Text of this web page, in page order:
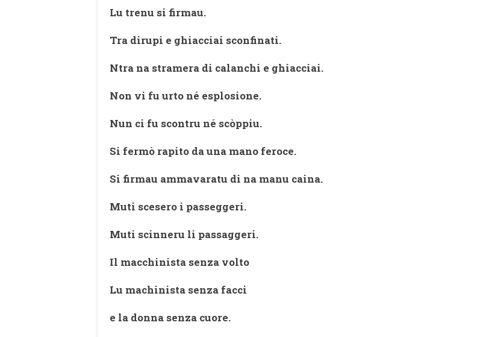
Lu trenu si firmau.
Tra dirupi e ghiacciai sconfinati.
Ntra na stramera di calanchi e ghiacciai.
Non vi fu urto né esplosione.
Nun ci fu scontru né scòppiu.
Si fermò rapito da una mano feroce.
Si firmau ammavaratu di na manu caina.
Muti scesero i passeggeri.
Muti scinneru li passaggeri.
Il macchinista senza volto
Lu machinista senza facci
e la donna senza cuore.